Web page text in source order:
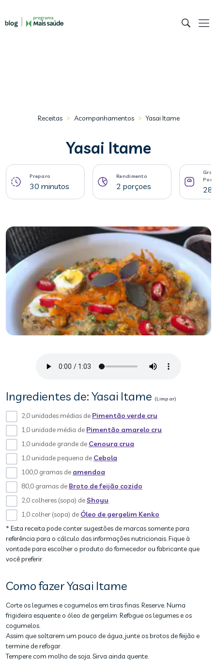
Receitas > Acompanhamentos > Yasai Itame
Yasai Itame
Preparo
30 minutos
Rendimento
2 porçoes
Ingredientes de: Yasai Itame (Limpar)
2,0 unidades médias de Pimentão verde cru
1,0 unidade média de Pimentão amarelo cru
1,0 unidade grande de Cenoura crua
1,0 unidade pequena de Cebola
100,0 gramas de amendoa
80,0 gramas de Broto de feijão cozido
2,0 colheres (sopa) deShoyu
1,0 colher (sopa) de Óleo de gergelim Kenko
* Esta receita pode conter sugestões de marcas somente para
referência para o cálculo das informações nutricionais. Fique à
vontade para escolher o produto do fornecedor ou fabricante que
você preferir.
Como fazer Yasai Itame
Corte os legumes e cogumelos em tiras finas. Reserve. Numa
frigideira esquente o óleo de gergelim. Refogue os legumes e os
cogumelos.
Assim que soltarem um pouco de água, junte os brotos de feijão e
termine de refogar.
Tempere com molho de soja. Sirva ainda quente.